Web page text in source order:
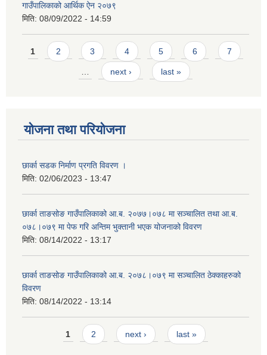
गाउँपालिकाको आर्थिक ऐन २०७९
मिति: 08/09/2022 - 14:59
Pages
1 2 3 4 5 6 7
next › last »
योजना तथा परियोजना
छार्का सडक निर्माण प्रगति विवरण ।
मिति: 02/06/2023 - 13:47
छार्का ताङसोङ गाउँपालिकाको आ.ब. २०७७।०७८ मा सञ्चालित तथा आ.ब.
०७८।०७९ मा पेफ गरि अन्तिम भुक्तानी भएक योजनाको विवरण
मिति: 08/14/2022 - 13:17
छार्का ताङसोङ गाउँपालिकाको आ.ब. २०७८।०७९ मा सञ्चालित ठेक्काहरुको
विवरण
मिति: 08/14/2022 - 13:14
Pages1 2 next › last »